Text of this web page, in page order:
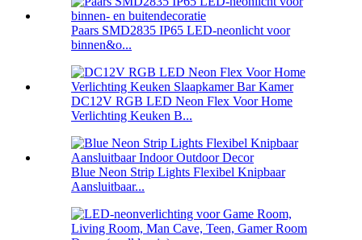
Paars SMD2835 IP65 LED-neonlicht voor
binnen&o...
DC12V RGB LED Neon Flex Voor Home
Verlichting Keuken B...
Blue Neon Strip Lights Flexibel Knipbaar
Aansluitbaar...